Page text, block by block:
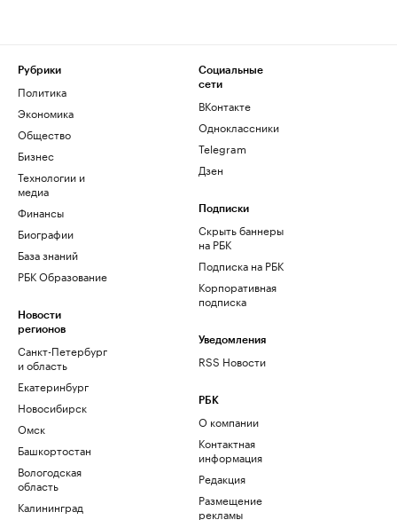
Рубрики
Политика
Экономика
Общество
Бизнес
Технологии и
медиа
Финансы
Биографии
База знаний
РБК Образование
Новости
регионов
Санкт-Петербург
и область
Екатеринбург
Новосибирск
Омск
Башкортостан
Вологодская
область
Калининград
Социальные
сети
ВКонтакте
Одноклассники
Telegram
Дзен
Подписки
Скрыть баннеры
на РБК
Подписка на РБК
Корпоративная
подписка
Уведомления
RSS Новости
РБК
О компании
Контактная
информация
Редакция
Размещение
рекламы